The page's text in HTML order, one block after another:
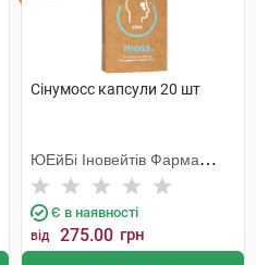
Сінумосс капсули 20 шт
ЮЕйБі Іновейтів Фарма
Балтикс
Є в наявності
від 275.00 грн